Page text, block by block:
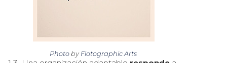
Photoby Flotographic Arts